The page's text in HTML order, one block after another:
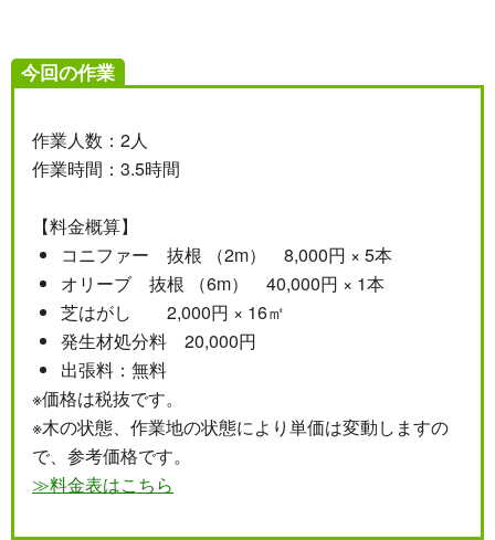
今回の作業
作業人数：2人
作業時間：3.5時間
【料金概算】
コニファー 抜根 （2m） 8,000円 × 5本
オリーブ 抜根 （6m） 40,000円 × 1本
芝はがし 2,000円 × 16㎡
発生材処分料 20,000円
出張料：無料
※価格は税抜です。
※木の状態、作業地の状態により単価は変動しますの
で、参考価格です。
≫料金表はこちら